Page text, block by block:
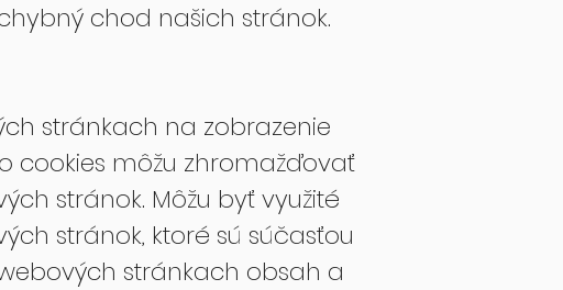
chod našich stránok.
stránkach na zobrazenie
cookies môžu zhromažďovať
stránok. Môžu byť využité
stránok, ktoré sú súčasťou
stránkach obsah a